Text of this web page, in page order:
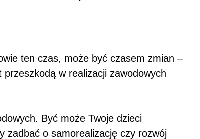
ten czas, może być czasem zmian –
w realizacji zawodowych
Być może Twoje dzieci
zadbać o samorealizację czy rozwój